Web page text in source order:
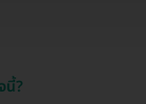
นี้?